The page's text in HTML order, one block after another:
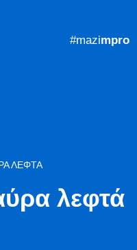
εργαλείων
#mazimprosta
ΛΕΦΤΆ
λεφτά